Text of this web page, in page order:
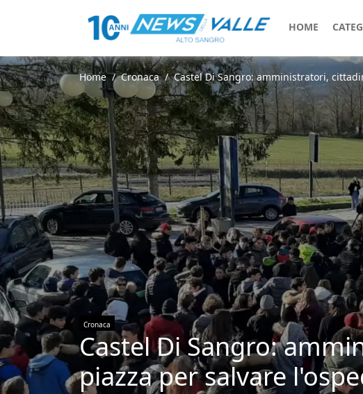
HOME
Home Cronaca Castel Di Sangro: amministratori,
Cronaca
Castel Di Sangro:
piazza per salvare